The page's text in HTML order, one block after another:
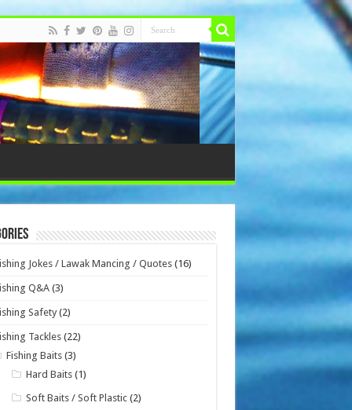
Jokes / Lawak Mancing / Quotes (16)
Q&A (3)
Safety (2)
Tackles (22)
Fishing Baits (3)
Hard Baits (1)
Soft Baits / Soft Plastic (2)